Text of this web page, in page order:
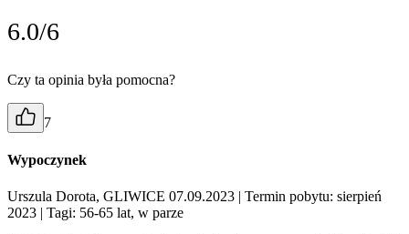
6.0/6
Czy ta opinia była pomocna?
7
Wypoczynek
Urszula Dorota, GLIWICE 07.09.2023 | Termin pobytu: sierpień
2023 | Tagi: 56-65 lat, w parze